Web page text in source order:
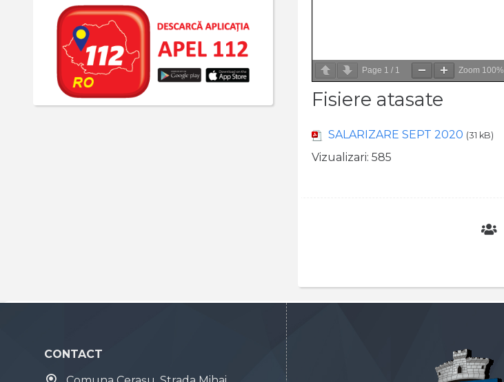
Page 1 / 1 Zoom 100%
Fisiere atasate
SALARIZARE SEPT 2020 (31 kB)
Vizualizari: 585
CONTACT